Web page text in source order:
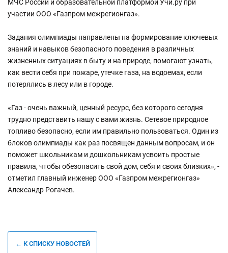
МЧС России и образовательной платформой Учи.ру при
участии ООО «Газпром межрегионгаз».
Задания олимпиады направлены на формирование ключевых
знаний и навыков безопасного поведения в различных
жизненных ситуациях в быту и на природе, помогают узнать,
как вести себя при пожаре, утечке газа, на водоемах, если
потерялись в лесу или в городе.
«Газ - очень важный, ценный ресурс, без которого сегодня
трудно представить нашу с вами жизнь. Сетевое природное
топливо безопасно, если им правильно пользоваться. Один из
блоков олимпиады как раз посвящен данным вопросам, и он
поможет школьникам и дошкольникам усвоить простые
правила, чтобы обезопасить свой дом, себя и своих близких», -
отметил главный инженер ООО «Газпром межрегионгаз»
Александр Рогачев.
← К СПИСКУ НОВОСТЕЙ